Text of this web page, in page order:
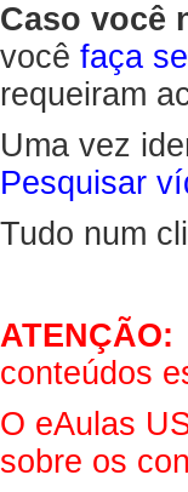
Caso você
você faça
requeiram
Uma vez
Pesquisar
Tudo num
ATENÇÃO:
conteúdos
O eAulas
sobre os